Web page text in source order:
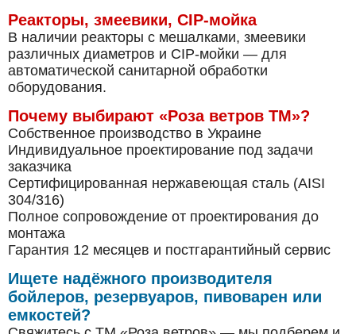
Реакторы, змеевики, CIP-мойка
В наличии реакторы с мешалками, змеевики
различных диаметров и CIP-мойки — для
автоматической санитарной обработки
оборудования.
Почему выбирают «Роза ветров ТМ»?
Собственное производство в Украине
Индивидуальное проектирование под задачи
заказчика
Сертифицированная нержавеющая сталь (AISI
304/316)
Полное сопровождение от проектирования до
монтажа
Гарантия 12 месяцев и постгарантийный сервис
Ищете надёжного производителя
бойлеров, резервуаров, пивоварен или
емкостей?